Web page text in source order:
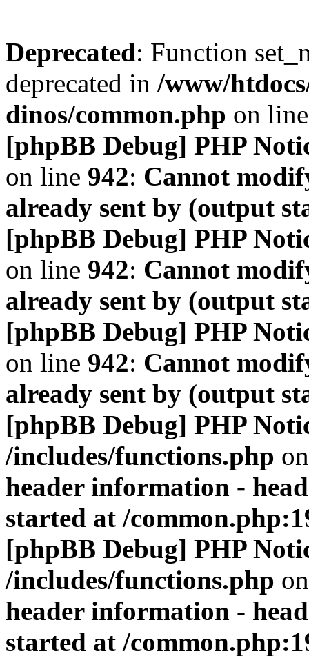
Deprecated: Function
deprecated in /www/
dinos/common.php on
[phpBB Debug] PHP
on line 942: Cannot
already sent by (output
[phpBB Debug] PHP
on line 942: Cannot
already sent by (output
[phpBB Debug] PHP
on line 942: Cannot
already sent by (output
[phpBB Debug] PHP
/includes/functions.php
header information -
started at /
[phpBB Debug] PHP
/includes/functions.php
header information -
started at /